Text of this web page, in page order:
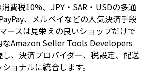
費税10%、JPY・SAR・USDの多通
、メルペイなどの人気決済手段
ースは見栄えの良いショップだけで
なAmazon Seller Tools Developers
、決済プロバイダー、税設定、配送
ョナルに統合します。